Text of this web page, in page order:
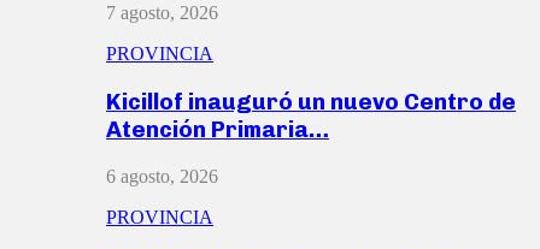
7 agosto, 2026
PROVINCIA
Kicillof inauguró un nuevo Centro de
Atención Primaria…
6 agosto, 2026
PROVINCIA